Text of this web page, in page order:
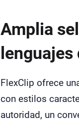
Amplia
lenguajes
FlexClip ofrece
con estilos
autoridad, un